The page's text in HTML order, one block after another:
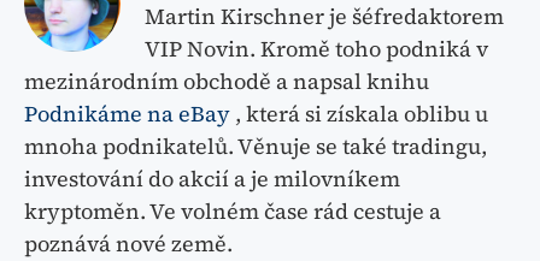
Martin Kirschner je šéfredaktorem
VIP Novin. Kromě toho podniká v
mezinárodním obchodě a napsal knihu
Podnikáme na eBay , která si získala oblibu u
mnoha podnikatelů. Věnuje se také tradingu,
investování do akcií a je milovníkem
kryptoměn. Ve volném čase rád cestuje a
poznává nové země.